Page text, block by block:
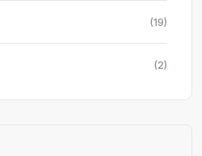
(19)
(2)